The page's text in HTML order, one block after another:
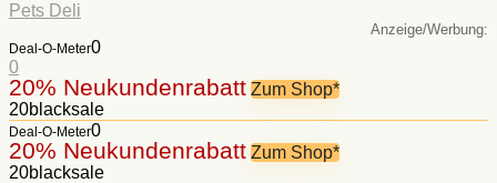
Pets Deli
:
Deal-O-Meter0
0
20% Neukundenrabatt Zum Shop*
20blacksale
Deal-O-Meter0
20% Neukundenrabatt Zum Shop*
20blacksale